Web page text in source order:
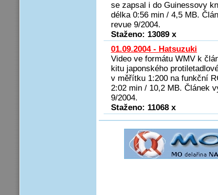
se zapsal i do Guinessovy
délka 0:56 min / 4,5 MB.
revue 9/2004.
Staženo: 13089 x
01.09.2004 - Hatsuzuki
Video ve formátu WMV k
kitu japonského
v měřítku 1:200 na funkční
2:02 min / 10,2 MB. Článek
9/2004.
Staženo: 11068 x